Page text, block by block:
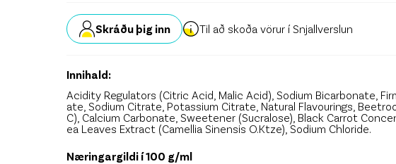
Skráðu þig inn Til að skoða vörur í Snjallverslun
Innihald:
Acidity Regulators (Citric Acid, Malic Acid), Sodium Bicarbonate,
ate, Sodium Citrate, Potassium Citrate, Natural Flavourings,
C), Calcium Carbonate, Sweetener (Sucralose), Black Carrot
ea Leaves Extract (Camellia Sinensis O.Ktze), Sodium Chloride.
Næringargildi í 100 g/ml